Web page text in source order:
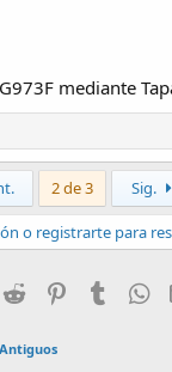
mediante
2 de 3 Sig.
o registrarte para
Reddit PinterestTumblr